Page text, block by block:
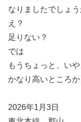
なりましたでしょう
え？
足りない？
では
もうちょっと、いや
かなり高いところ
2026年1月3日